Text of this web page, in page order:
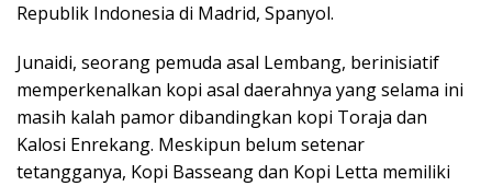
Republik Indonesia di Madrid, Spanyol.
Junaidi, seorang pemuda asal Lembang, berinisiatif
memperkenalkan kopi asal daerahnya yang selama ini
masih kalah pamor dibandingkan kopi Toraja dan
Kalosi Enrekang. Meskipun belum setenar
tetangganya, Kopi Basseang dan Kopi Letta memiliki